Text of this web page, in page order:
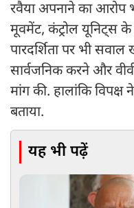
रवैया अपनाने का आरोप
मूवमेंट, कंट्रोल यूनिट्स के
पारदर्शिता पर भी
सार्वजनिक करने और
मांग की. हालांकि
बताया.
यह भी पढ़ें